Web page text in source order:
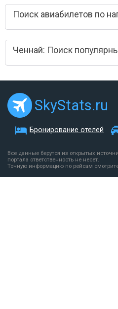
Поиск авиабилетов по
Ченнай: Поиск
SkyStats.ru
Бронирование отелей
Все данные берутся из открытых
портала ответственность не несет.
Точную информацию по рейсам